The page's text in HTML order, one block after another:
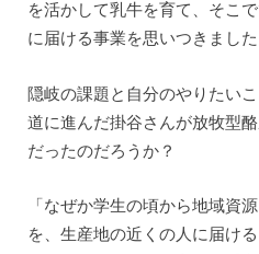
を活かして乳牛を育て、そこ
に届ける事業を思いつきました
隠岐の課題と自分のやりたい
道に進んだ掛谷さんが放牧型
だったのだろうか？
「なぜか学生の頃から地域資
を、生産地の近くの人に届け